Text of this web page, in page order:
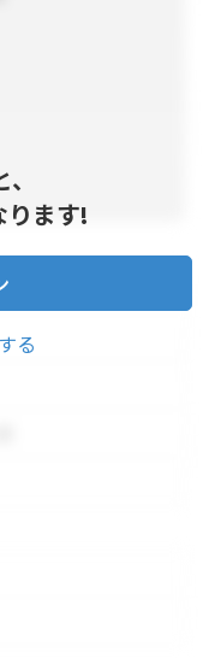
ります!
る